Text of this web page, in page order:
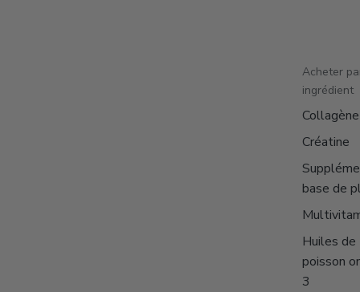
Acheter
ingrédient
Collagène
Créatine
base de
Huiles de
poisson
3